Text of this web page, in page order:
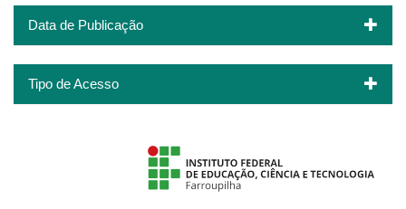
Data de Publicação
Tipo de Acesso